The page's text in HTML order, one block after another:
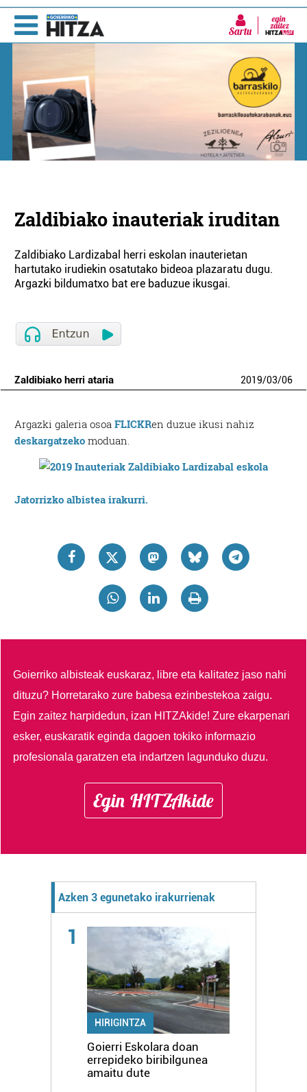
Sartu
Zaldibiako inauteriak iruditan
Zaldibiako Lardizabal herri eskolan inauterietan
hartutako irudiekin osatutako bideoa plazaratu dugu.
Argazki bildumatxo bat ere baduzue ikusgai.
Zaldibiako herri ataria 2019/03/06
Argazki galeria osoaFLICKRen duzue ikusi nahiz
deskargatzekomoduan.
Jatorrizko albistea irakurri.
Goierriko albisteak euskaraz, libre eta kalitatez jaso nahi
dituzu? Horretarako zure babesa ezinbestekoa zaigu.
Egin zaitez harpidedun, izan HITZAkide!Zure ekarpenari
esker, euskaratik eginda dagoen tokiko informazio
profesionala garatzen eta indartzen lagunduko duzu.
Egin HITZAkide
Azken 3 egunetako irakurrienak
1
HIRIGINTZA
Goierri Eskolara doan
errepideko biribilgunea
amaitu dute